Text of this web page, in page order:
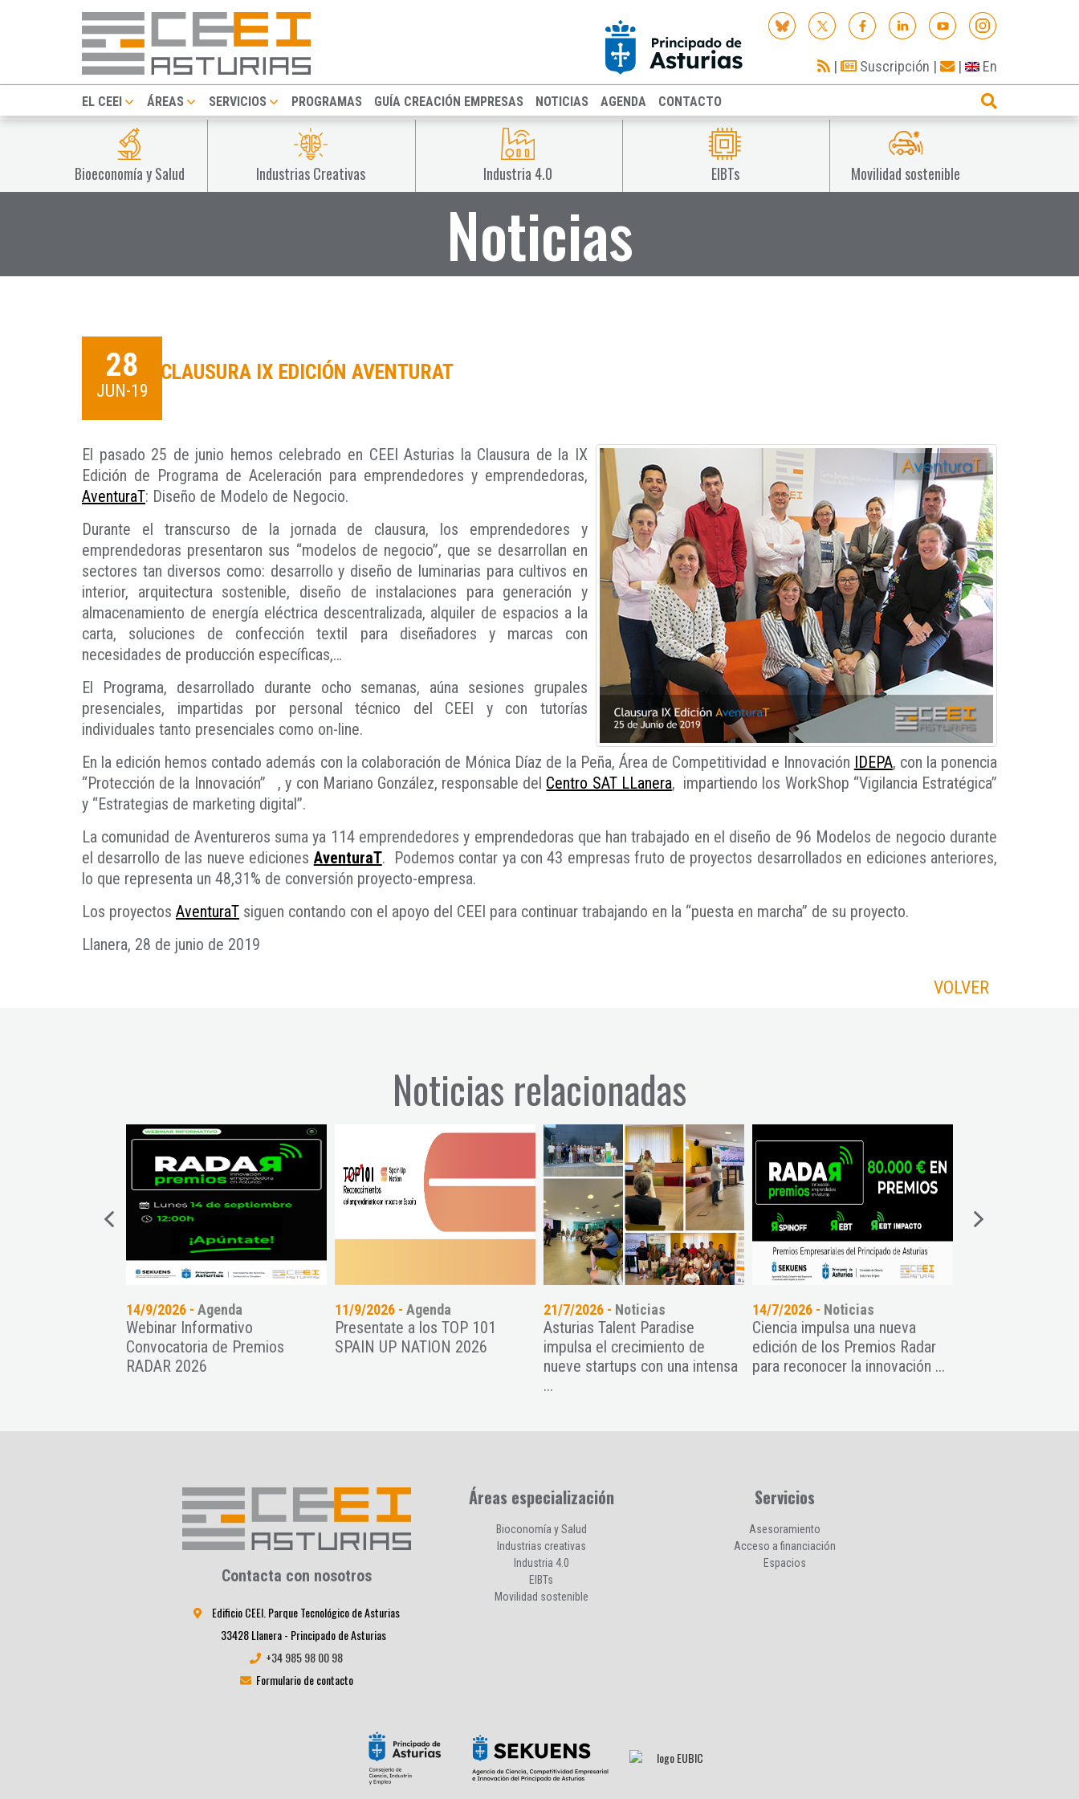
| Suscripción | | En
EL CEEI ÁREAS SERVICIOS PROGRAMAS GUÍA CREACIÓN EMPRESAS NOTICIAS AGENDA CONTACTO
Bioeconomía y Salud Industrias Creativas Industria 4.0 EIBTs Movilidad sostenible
Noticias
28
JUN-19
CLAUSURA IX EDICIÓN AVENTURAT
El pasado 25 de junio hemos celebrado en CEEI Asturias la Clausura de la IX
Edición de Programa de Aceleración para emprendedores y emprendedoras,
AventuraT: Diseño de Modelo de Negocio.
Durante el transcurso de la jornada de clausura, los emprendedores y
emprendedoras presentaron sus “modelos de negocio”, que se desarrollan en
sectores tan diversos como: desarrollo y diseño de luminarias para cultivos en
interior, arquitectura sostenible, diseño de instalaciones para generación y
almacenamiento de energía eléctrica descentralizada, alquiler de espacios a la
carta, soluciones de confección textil para diseñadores y marcas con
necesidades de producción específicas,…
El Programa, desarrollado durante ocho semanas, aúna sesiones grupales
presenciales, impartidas por personal técnico del CEEI y con tutorías
individuales tanto presenciales como on-line.
En la edición hemos contado además con la colaboración de Mónica Díaz de la Peña, Área de Competitividad e Innovación IDEPA, con la ponencia
“Protección de la Innovación” , y con Mariano González, responsable del Centro SAT LLanera, impartiendo los WorkShop “Vigilancia Estratégica”
y “Estrategias de marketing digital”.
La comunidad de Aventureros suma ya 114 emprendedores y emprendedoras que han trabajado en el diseño de 96 Modelos de negocio durante
el desarrollo de las nueve ediciones AventuraT. Podemos contar ya con 43 empresas fruto de proyectos desarrollados en ediciones anteriores,
lo que representa un 48,31% de conversión proyecto-empresa.
Los proyectos AventuraT siguen contando con el apoyo del CEEI para continuar trabajando en la “puesta en marcha” de su proyecto.
Llanera, 28 de junio de 2019
VOLVER
Noticias relacionadas
14/9/2026 -Agenda
Webinar Informativo
Convocatoria de Premios
RADAR 2026
11/9/2026 -Agenda
Presentate a los TOP 101
SPAIN UP NATION 2026
21/7/2026 - Noticias
Asturias Talent Paradise
impulsa el crecimiento de
nueve startups con una intensa
...
14/7/2026 - Noticias
Ciencia impulsa una nueva
edición de los Premios Radar
para reconocer la innovación ...
Contacta con nosotros
Edificio CEEI. Parque Tecnológico de Asturias
33428 Llanera - Principado de Asturias
+34 985 98 00 98
Formulario de contacto
Áreas especialización
Bioconomía y Salud
Industrias creativas
Industria 4.0
EIBTs
Movilidad sostenible
Servicios
Asesoramiento
Acceso a financiación
Espacios